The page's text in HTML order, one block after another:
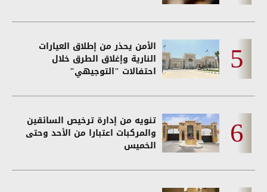
الأمن يحذر من إطلاق العيارات
النارية وإغلاق الطرق خلال
احتفالات "التوجيهي"
تنويه من إدارة ترخيص السائقين
والمركبات اعتبارا من الأحد وحتى
الخميس